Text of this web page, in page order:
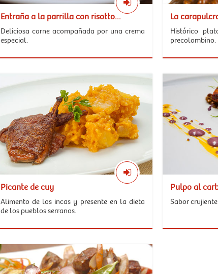
Entraña a la parrilla con risotto...
Deliciosa carne acompañada por una crema
especial.
La
Histórico
precolombino.
Picante de cuy
Alimento de los incas y presente en la dieta
de los pueblos serranos.
Pulpo al
Sabor